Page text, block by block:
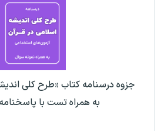
جزوه درسنامه کتاب «طرح کلی
به همراه تست با